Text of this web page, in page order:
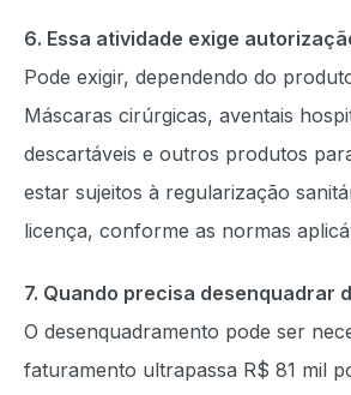
6. Essa atividade exige
Pode exigir, dependendo do
Máscaras cirúrgicas, aventais
descartáveis e outros produtos
estar sujeitos à regularização
licença, conforme as normas
7. Quando precisa desenquadrar
O desenquadramento pode ser
faturamento ultrapassa R$ 81 mil